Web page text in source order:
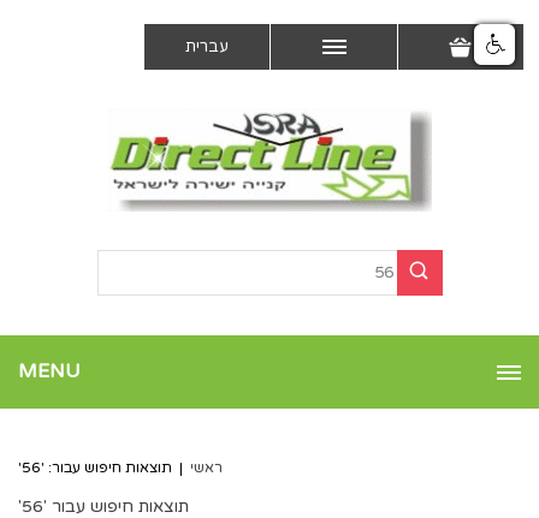
עברית
MENU
ראשי | תוצאות חיפוש עבור: '56'
תוצאות חיפוש עבור '56'